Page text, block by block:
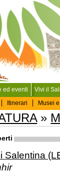
Itinerari Musei
ed eventi Vivi il
»
Salentina